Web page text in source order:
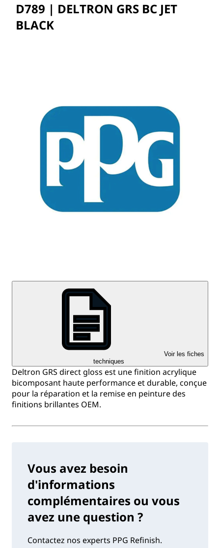
D789 | DELTRON GRS BC JET
BLACK
Voir les fiches
techniques
Deltron GRS direct gloss est une finition acrylique
bicomposant haute performance et durable, conçue
pour la réparation et la remise en peinture des
finitions brillantes OEM.
Vous avez besoin
d'informations
complémentaires ou vous
avez une question ?
Contactez nos experts PPG Refinish.